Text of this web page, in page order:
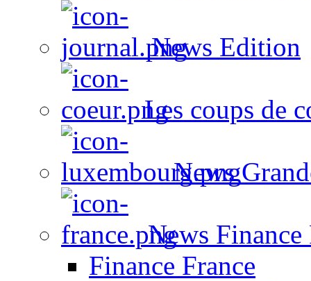
News Edition
Les coups de
News
News Finance
Finance France